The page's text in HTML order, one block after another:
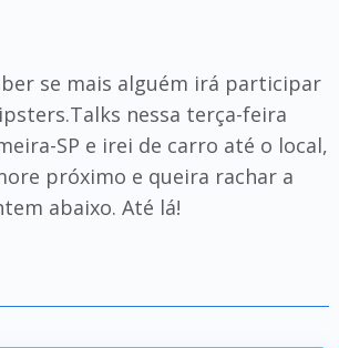
se mais alguém irá participar
nessa terça-feira
SP e irei de carro até o local,
próximo e queira rachar a
abaixo. Até lá!